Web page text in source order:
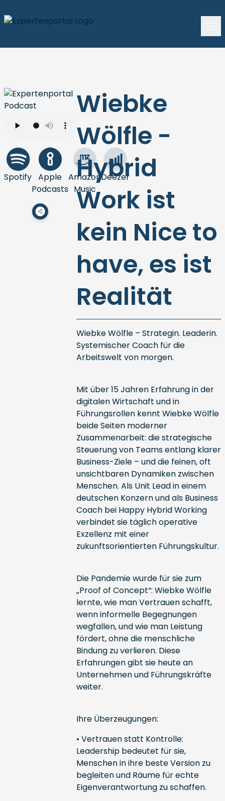
Spotify Apple
Podcasts
Amazon
Music
Deezer
Wiebke
Wölfle -
Hybrid
Work ist
kein Nice to
have, es ist
Realität
Wiebke Wölfle – Strategin. Leaderin.
Systemischer Coach für die
Arbeitswelt von morgen.
Mit über 15 Jahren Erfahrung in der
digitalen Wirtschaft und in
Führungsrollen kennt Wiebke Wölfle
beide Seiten moderner
Zusammenarbeit: die strategische
Steuerung von Teams entlang klarer
Business-Ziele – und die feinen, oft
unsichtbaren Dynamiken zwischen
Menschen. Als Unit Lead in einem
deutschen Konzern und als Business
Coach bei Happy Hybrid Working
verbindet sie täglich operative
Exzellenz mit einer
zukunftsorientierten Führungskultur.
Die Pandemie wurde für sie zum
„Proof of Concept“: Wiebke Wölfle
lernte, wie man Vertrauen schafft,
wenn informelle Begegnungen
wegfallen, und wie man Leistung
fördert, ohne die menschliche
Bindung zu verlieren. Diese
Erfahrungen gibt sie heute an
Unternehmen und Führungskräfte
weiter.
Ihre Überzeugungen:
• Vertrauen statt Kontrolle:
Leadership bedeutet für sie,
Menschen in ihre beste Version zu
begleiten und Räume für echte
Eigenverantwortung zu schaffen.